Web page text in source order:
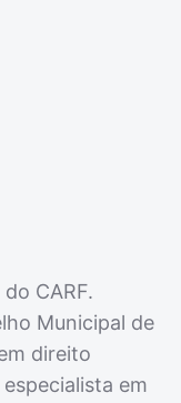
CARF.
Municipal de
direito
em